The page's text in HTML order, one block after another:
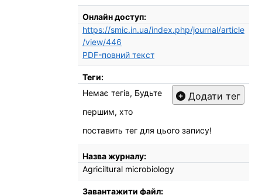
Онлайн доступ:
https://smic.in.ua/index.php/journal/article
/view/446
PDF-повний текст
Теги:
Додати тег
Немає тегів, Будьте
першим, хто
поставить тег для цього запису!
Назва журналу:
Agriciltural microbiology
Завантажити файл: